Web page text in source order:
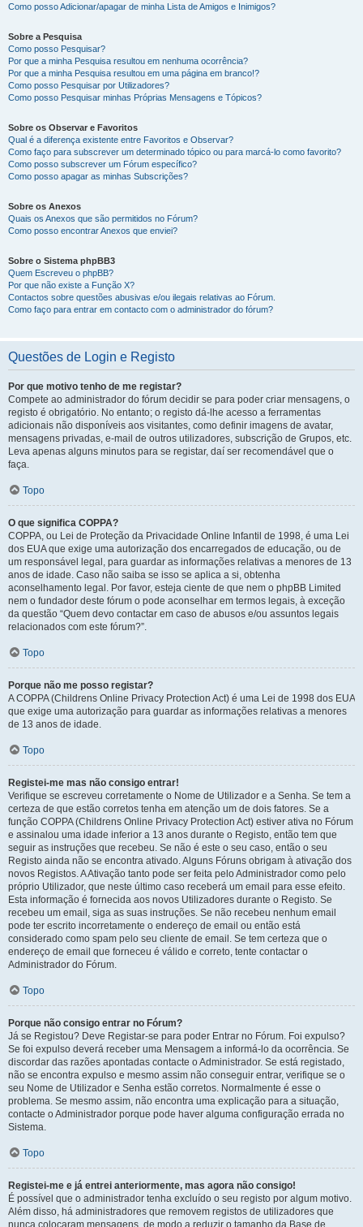
Como posso Adicionar/apagar de minha Lista de Amigos e Inimigos?
Sobre a Pesquisa
Como posso Pesquisar?
Por que a minha Pesquisa resultou em nenhuma ocorrência?
Por que a minha Pesquisa resultou em uma página em branco!?
Como posso Pesquisar por Utilizadores?
Como posso Pesquisar minhas Próprias Mensagens e Tópicos?
Sobre os Observar e Favoritos
Qual é a diferença existente entre Favoritos e Observar?
Como faço para subscrever um determinado tópico ou para marcá-lo como favorito?
Como posso subscrever um Fórum específico?
Como posso apagar as minhas Subscrições?
Sobre os Anexos
Quais os Anexos que são permitidos no Fórum?
Como posso encontrar Anexos que enviei?
Sobre o Sistema phpBB3
Quem Escreveu o phpBB?
Por que não existe a Função X?
Contactos sobre questões abusivas e/ou ilegais relativas ao Fórum.
Como faço para entrar em contacto com o administrador do fórum?
Questões de Login e Registo
Por que motivo tenho de me registar?
Compete ao administrador do fórum decidir se para poder criar mensagens, o
registo é obrigatório. No entanto; o registo dá-lhe acesso a ferramentas
adicionais não disponíveis aos visitantes, como definir imagens de avatar,
mensagens privadas, e-mail de outros utilizadores, subscrição de Grupos, etc.
Leva apenas alguns minutos para se registar, daí ser recomendável que o
faça.
Topo
O que significa COPPA?
COPPA, ou Lei de Proteção da Privacidade Online Infantil de 1998, é uma Lei
dos EUA que exige uma autorização dos encarregados de educação, ou de
um responsável legal, para guardar as informações relativas a menores de 13
anos de idade. Caso não saiba se isso se aplica a si, obtenha
aconselhamento legal. Por favor, esteja ciente de que nem o phpBB Limited
nem o fundador deste fórum o pode aconselhar em termos legais, à exceção
da questão “Quem devo contactar em caso de abusos e/ou assuntos legais
relacionados com este fórum?”.
Topo
Porque não me posso registar?
A COPPA (Childrens Online Privacy Protection Act) é uma Lei de 1998 dos EUA
que exige uma autorização para guardar as informações relativas a menores
de 13 anos de idade.
Topo
Registei-me mas não consigo entrar!
Verifique se escreveu corretamente o Nome de Utilizador e a Senha. Se tem a
certeza de que estão corretos tenha em atenção um de dois fatores. Se a
função COPPA (Childrens Online Privacy Protection Act) estiver ativa no Fórum
e assinalou uma idade inferior a 13 anos durante o Registo, então tem que
seguir as instruções que recebeu. Se não é este o seu caso, então o seu
Registo ainda não se encontra ativado. Alguns Fóruns obrigam à ativação dos
novos Registos. A Ativação tanto pode ser feita pelo Administrador como pelo
próprio Utilizador, que neste último caso receberá um email para esse efeito.
Esta informação é fornecida aos novos Utilizadores durante o Registo. Se
recebeu um email, siga as suas instruções. Se não recebeu nenhum email
pode ter escrito incorretamente o endereço de email ou então está
considerado como spam pelo seu cliente de email. Se tem certeza que o
endereço de email que forneceu é válido e correto, tente contactar o
Administrador do Fórum.
Topo
Porque não consigo entrar no Fórum?
Já se Registou? Deve Registar-se para poder Entrar no Fórum. Foi expulso?
Se foi expulso deverá receber uma Mensagem a informá-lo da ocorrência. Se
discordar das razões apontadas contacte o Administrador. Se está registado,
não se encontra expulso e mesmo assim não conseguir entrar, verifique se o
seu Nome de Utilizador e Senha estão corretos. Normalmente é esse o
problema. Se mesmo assim, não encontra uma explicação para a situação,
contacte o Administrador porque pode haver alguma configuração errada no
Sistema.
Topo
Registei-me e já entrei anteriormente, mas agora não consigo!
É possível que o administrador tenha excluído o seu registo por algum motivo.
Além disso, há administradores que removem registos de utilizadores que
nunca colocaram mensagens, de modo a reduzir o tamanho da Base de